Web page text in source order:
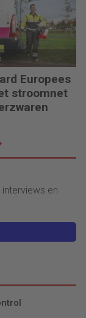
Europees
stroomnet
en